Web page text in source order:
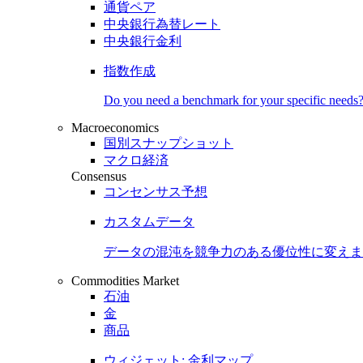
通貨ペア
中央銀行為替レート
中央銀行金利
指数作成
Do you need a benchmark for your specific needs?
Macroeconomics
国別スナップショット
マクロ経済
Consensus
コンセンサス予想
カスタムデータ
データの混沌を競争力のある優位性に変え
Commodities Market
石油
金
商品
ウィジェット: 金利マップ